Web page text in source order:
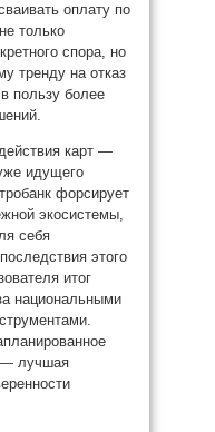
оплату по
только
спора, но
тренду на отказ
пользу более
карт —
идущего
форсирует
экосистемы,
себя
этого
итог
национальными
— лучшая